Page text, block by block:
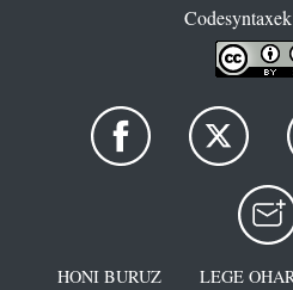
HONI BURUZ LEGE